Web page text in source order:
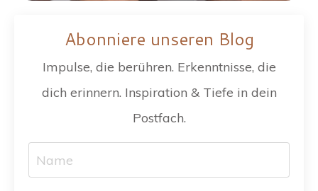
Abonniere unseren Blog
Impulse, die berühren. Erkenntnisse, die
dich erinnern. Inspiration & Tiefe in dein
Postfach.